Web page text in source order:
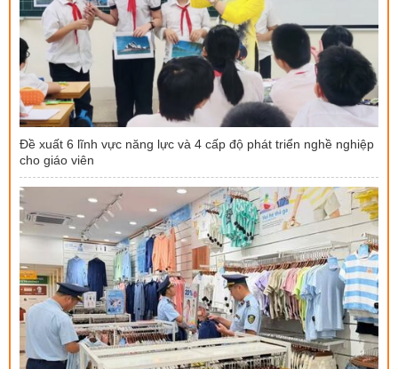
Đề xuất 6 lĩnh vực năng lực và 4 cấp độ phát triển nghề nghiệp
cho giáo viên